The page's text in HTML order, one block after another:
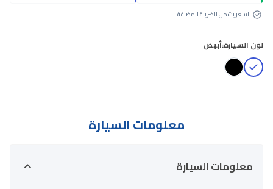
السعر يشمل الضريبة المضافة
لون السيارة:أبيض
معلومات السيارة
معلومات السيارة